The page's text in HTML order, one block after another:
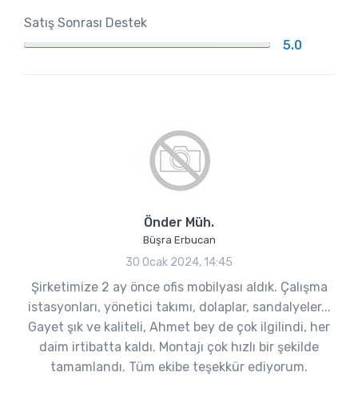
Satış Sonrası Destek
5.0
Önder Müh.
Büşra Erbucan
30 Ocak 2024, 14:45
Şirketimize 2 ay önce ofis mobilyası aldık. Çalışma
istasyonları, yönetici takımı, dolaplar, sandalyeler...
Gayet şık ve kaliteli, Ahmet bey de çok ilgilindi, her
daim irtibatta kaldı. Montajı çok hızlı bir şekilde
tamamlandı. Tüm ekibe teşekkür ediyorum.